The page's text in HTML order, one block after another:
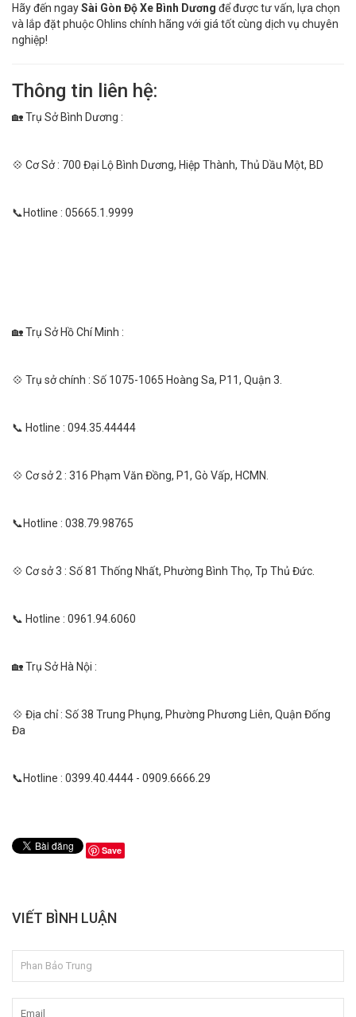
Hãy đến ngaySài Gòn Độ Xe Bình Dương để được tư vấn, lựa chọn
và lắp đặt phuộc Ohlins chính hãng với giá tốt cùng dịch vụ chuyên
nghiệp!
Thông tin liên hệ:
🏡 Trụ Sở Bình Dương :
💠 Cơ Sở : 700 Đại Lộ Bình Dương, Hiệp Thành, Thủ Dầu Một, BD
📞Hotline : 05665.1.9999
🏡 Trụ Sở Hồ Chí Minh :
💠 Trụ sở chính : Số 1075-1065 Hoàng Sa, P11, Quận 3.
📞 Hotline : 094.35.44444
💠 Cơ sở 2 : 316 Phạm Văn Đồng, P1, Gò Vấp, HCMN.
📞Hotline : 038.79.98765
💠 Cơ sở 3 : Số 81 Thống Nhất, Phường Bình Thọ, Tp Thủ Đức.
📞 Hotline : 0961.94.6060
🏡 Trụ Sở Hà Nội :
💠 Địa chỉ : Số 38 Trung Phụng, Phường Phương Liên, Quận Đống
Đa
📞Hotline : 0399.40.4444 - 0909.6666.29
Save
VIẾT BÌNH LUẬN